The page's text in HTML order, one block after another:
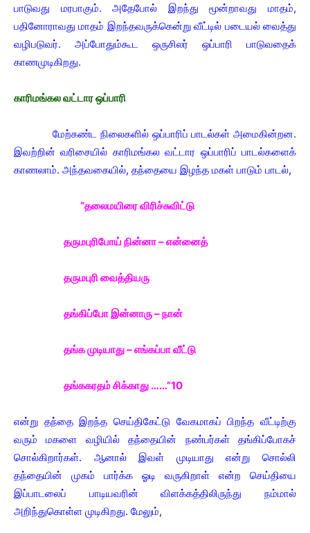
பாடுவது மரபாகும். அதேபோல் இறந்து மூன்றாவது மாதம்,
பதினோராவது மாதம் இறந்தவருக்கென்று வீட்டில் படையல் வைத்து
வழிபடுவர். அப்போதும்கூட ஒருசிலர் ஒப்பாரி பாடுவதைக்
காணமுடிகிறது.
காரிமங்கல வட்டார ஒப்பாரி
மேற்கண்ட நிலைகளில் ஒப்பாரிப் பாடல்கள் அமைகின்றன.
இவற்றின் வரிசையில் காரிமங்கல வட்டார ஒப்பாரிப் பாடல்களைக்
காணலாம். அந்தவகையில், தந்தையை இழந்த மகள் பாடும் பாடல்,
“தலைமயிரை விரிச்சுவிட்டு
தருமபுரிபோய் நின்னா – என்னைத்
தருமபுரி வைத்தியரு
தங்கிப்போ இன்னாரு – நான்
தங்க முடியாது – எங்கப்பா வீட்டு
தங்ககரதம் சிக்காது ……”10
என்று தந்தை இறந்த செய்திகேட்டு வேகமாகப் பிறந்த வீட்டிற்கு
வரும் மகளை வழியில் தந்தையின் நண்பர்கள் தங்கிப்போகச்
சொல்கிறார்கள். ஆனால் இவள் முடியாது என்று சொல்லி
தந்தையின் முகம் பார்க்க ஓடி வருகிறாள் என்ற செய்தியை
இப்பாடலைப் பாடியவரின் விளக்கத்திலிருந்து நம்மால்
அறிந்துகொள்ள முடிகிறது. மேலும்,